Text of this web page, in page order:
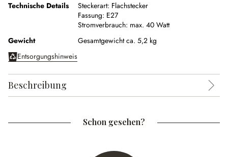
Technische Details
Steckerart: Flachstecker
Fassung: E27
Stromverbrauch: max. 40 Watt
Gewicht
Gesamtgewicht ca. 5,2 kg
Entsorgungshinweis
Beschreibung
Schon gesehen?